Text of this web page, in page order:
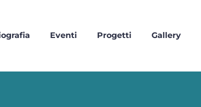
Eventi Progetti Gallery